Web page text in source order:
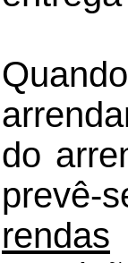
do
prevê-
rendas